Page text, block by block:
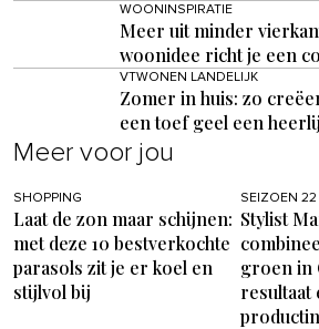
WOONINSPIRATIE
Meer uit minder
woonidee richt je een
VTWONEN LANDELIJK
Zomer in huis: zo
een toef geel een
Meer voor jou
SHOPPING
Laat de zon maar schijnen:
met deze 10 bestverkochte
parasols zit je er koel en
stijlvol bij
SEIZOEN 22
Stylist
groen in
resultaat